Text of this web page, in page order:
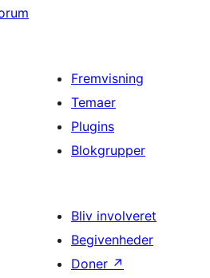
Fremvisning
Temaer
Plugins
Blokgrupper
Bliv involveret
Begivenheder
Doner ↗